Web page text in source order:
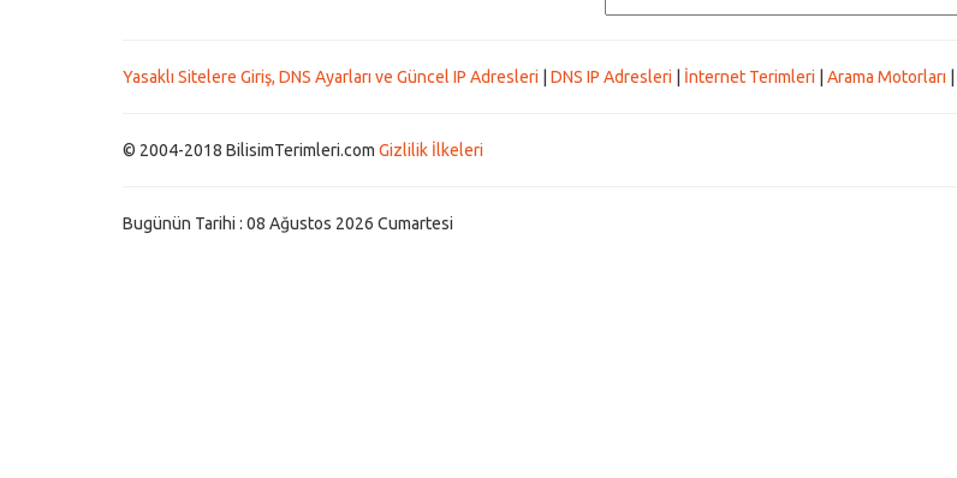
Yasaklı Sitelere Giriş, DNS Ayarları ve Güncel IP Adresleri DNS IP Adresleri İnternet Terimleri Arama Motorları
© 2004-2018 BilisimTerimleri.com Gizlilik İlkeleri
Bugünün Tarihi : 08 Ağustos 2026 Cumartesi